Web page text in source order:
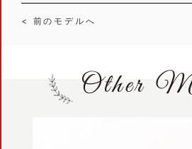
< 前のモデルへ